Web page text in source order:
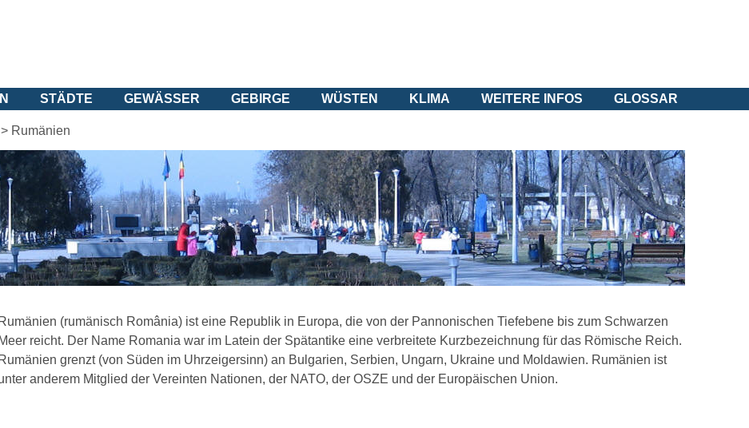
STÄDTE GEWÄSSER GEBIRGE WÜSTEN KLIMA WEITERE INFOS GLOSSAR
> Rumänien
Rumänien (rumänisch România) ist eine Republik in Europa, die von der Pannonischen Tiefebene bis zum Schwarzen
Meer reicht. Der Name Romania war im Latein der Spätantike eine verbreitete Kurzbezeichnung für das Römische Reich.
Rumänien grenzt (von Süden im Uhrzeigersinn) an Bulgarien, Serbien, Ungarn, Ukraine und Moldawien. Rumänien ist
anderem Mitglied der Vereinten Nationen, der NATO, der OSZE und der Europäischen Union.